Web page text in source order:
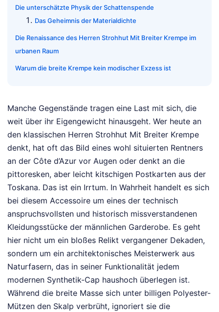
Die unterschätzte Physik der Schattenspende
Das Geheimnis der Materialdichte
Die Renaissance des Herren Strohhut Mit Breiter Krempe im
urbanen Raum
Warum die breite Krempe kein modischer Exzess ist
Manche Gegenstände tragen eine Last mit sich, die
weit über ihr Eigengewicht hinausgeht. Wer heute an
den klassischen Herren Strohhut Mit Breiter Krempe
denkt, hat oft das Bild eines wohl situierten Rentners
an der Côte d’Azur vor Augen oder denkt an die
pittoresken, aber leicht kitschigen Postkarten aus der
Toskana. Das ist ein Irrtum. In Wahrheit handelt es sich
bei diesem Accessoire um eines der technisch
anspruchsvollsten und historisch missverstandenen
Kleidungsstücke der männlichen Garderobe. Es geht
hier nicht um ein bloßes Relikt vergangener Dekaden,
sondern um ein architektonisches Meisterwerk aus
Naturfasern, das in seiner Funktionalität jedem
modernen Synthetik-Cap haushoch überlegen ist.
Während die breite Masse sich unter billigen Polyester-
Mützen den Skalp verbrüht, ignoriert sie die